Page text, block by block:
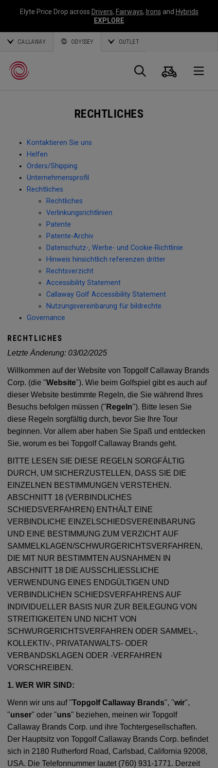
Elyte Price Drop across Drivers, Fairways, Irons and Hybrids
EXPLORE
CALLAWAY ODYSSEY OUTLET
Suche
RECHTLICHES
Kontaktieren Sie uns
Helfen
Orders/Shipping
Unternehmensprofil
Rechtliches
Rechtliches
Verlinkungsrichtlinien
Patente
Patente-Archiv
Datenschutz-, Werbe- und Cookie-Richtlinie
Hinweis hinsichtlich referenzen dritter
Rechtsverzicht
Accessibility Statement
Callaway Golf Accessibility Statement
Nutzungsvereinbarung für bildrechte
Governance
RECHTLICHES
Letzte Änderung: 03/02/2025
Willkommen auf der Website von Topgolf Callaway Brands
Corp. (die "Website"). Wie beim Golfspiel gibt es auch auf
dieser Website bestimmte Regeln, die Sie während Ihres
Besuchs befolgen müssen (" Regeln"). Bitte lesen Sie
diese Regeln sorgfältig durch, bevor Sie Ihre Tour
beginnen. Vor allem aber haben Sie Spaß und entdecken
Sie, worum es bei Topgolf Callaway Brands geht.
BITTE LESEN SIE DIESE REGELN SORGFÄLTIG
DURCH, UM SICHERZUSTELLEN, DASS SIE DIE
EINZELNEN BESTIMMUNGEN VERSTEHEN.
ABSCHNITT 18 (VERBINDLICHES
SCHIEDSVERFAHREN) ENTHÄLT EINE
VERBINDLICHE EINZELSCHIEDSVEREINBARUNG
UND EINE BESTIMMUNG ZUM VERZICHT AUF
SAMMELKLAGEN/SCHWURGERICHTSVERFAHREN,
DIE MIT NUR BESTIMMTEN AUSNAHMEN IN
ABSCHNITT 18 DIE AUSSCHLIESSLICHE
VERWENDUNG EINES ENDGÜLTIGEN UND
VERBINDLICHEN SCHIEDSVERFAHRENS AUF
INDIVIDUELLER BASIS NUR ZUR BEILEGUNG VON
STREITIGKEITEN UND NICHT VON
SCHWURGERICHTSVERFAHREN ODER SAMMEL-,
KOLLEKTIV-, PRIVATANWALTS- ODER
VERBANDSKLAGEN ODER -VERFAHREN
VORSCHREIBEN.
1. WER WIR SIND:
Wenn wir uns auf "Topgolf Callaway Brands", "wir",
"unser" oder "uns" beziehen, meinen wir Topgolf
Callaway Brands Corp. und ihre Tochtergesellschaften.
Der Hauptsitz von Topgolf Callaway Brands Corp. befindet
sich in 2180 Rutherford Road, Carlsbad, California 92008,
USA. Die Telefonnummer lautet (760) 931-1771. Derzeit